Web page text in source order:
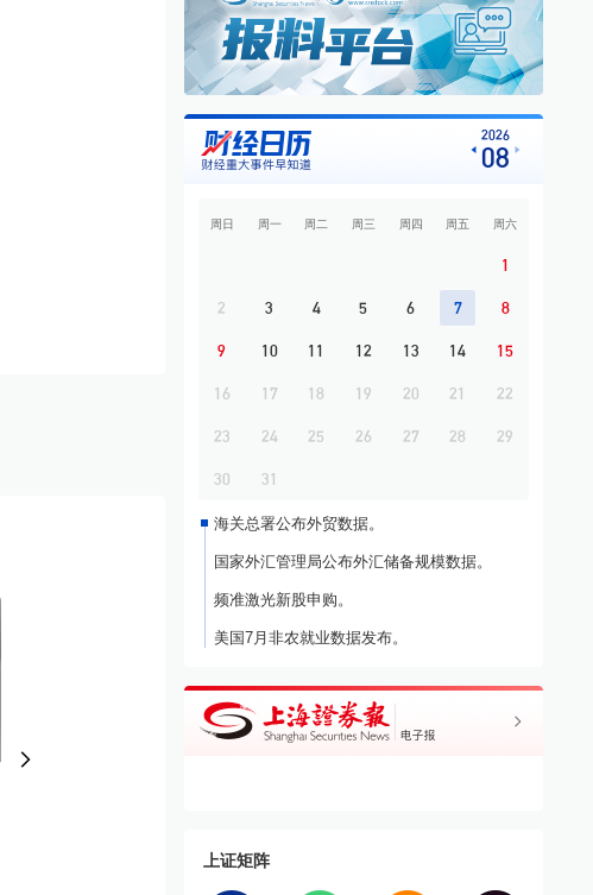
8
专题·国际晨讯 | Alphabet启动250亿美元发
债 美国将对多晶硅衍生品加征15%关税
9 开盘必读
10 专题·市场探“涨” | 需求拉动 它们都在涨价
2026
08
周日 周一 周二 周三 周四 周五 周六
1
2 3 4 5 6 7 8
9 10 11 12 13 14 15
16 17 18 19 20 21 22
23 24 25 26 27 28 29
30 31
海关总署公布外贸数据。
国家外汇管理局公布外汇储备规模数据。
频准激光新股申购。
美国7月非农就业数据发布。
上证矩阵